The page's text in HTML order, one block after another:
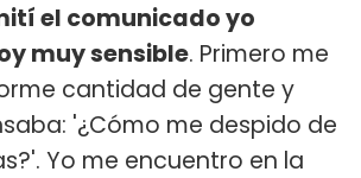
el comunicado yo
muy sensible. Primero me
cantidad de gente y
'¿Cómo me despido de
Yo me encuentro en la